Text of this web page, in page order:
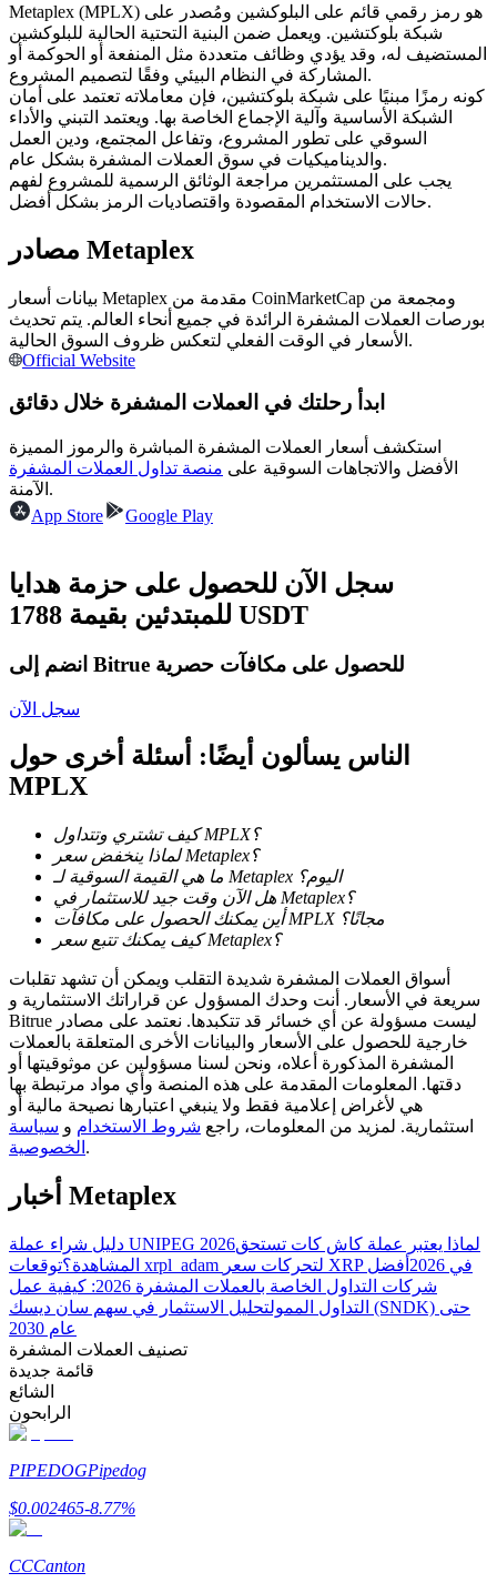
العقود الآجلة USDC
العقود الآجلة باستخدام USDC كضمان
نسخ التداول
انضم إلى أفضل المتداولين
كن متداول نسخ
استمتع بتقاسم الأرباح وعمولات نسخ التداول
معلومة
تحليل البيانات الضخمة بما في ذلك المعلومات التجارية، وما
مرشد
Metaplex (MPLX) هو رمز رقمي قائم على البلوكشين ومُصدر على
شبكة بلوكتشين. ويعمل ضمن البنية التحتية الحالية للبلوكشين
المستضيف له، وقد يؤدي وظائف متعددة مثل المنفعة أو الحوكمة أو
المشاركة في النظام البيئي وفقًا لتصميم المشروع.
كونه رمزًا مبنيًا على شبكة بلوكتشين، فإن معاملاته تعتمد على أمان
الشبكة الأساسية وآلية الإجماع الخاصة بها. ويعتمد التبني والأداء
السوقي على تطور المشروع، وتفاعل المجتمع، ودين العمل
والديناميكيات في سوق العملات المشفرة بشكل عام.
يجب على المستثمرين مراجعة الوثائق الرسمية للمشروع لفهم
حالات الاستخدام المقصودة واقتصاديات الرمز بشكل أفضل.
مصادر Metaplex
بيانات أسعار Metaplex مقدمة من CoinMarketCap ومجمعة من
بورصات العملات المشفرة الرائدة في جميع أنحاء العالم. يتم تحديث
الأسعار في الوقت الفعلي لتعكس ظروف السوق الحالية.
Official Website
ابدأ رحلتك في العملات المشفرة خلال دقائق
استكشف أسعار العملات المشفرة المباشرة والرموز المميزة
الأفضل والاتجاهات السوقية على منصة تداول العملات المشفرة
الآمنة.
App Store
Google Play
سجل الآن للحصول على حزمة هدايا
للمبتدئين بقيمة 1788 USDT
انضم إلى Bitrue للحصول على مكافآت حصرية
سجل الآن
الناس يسألون أيضًا: أسئلة أخرى حول
MPLX
كيف تشتري وتتداول MPLX؟
لماذا ينخفض سعر Metaplex؟
ما هي القيمة السوقية لـ Metaplex اليوم؟
هل الآن وقت جيد للاستثمار في Metaplex؟
أين يمكنك الحصول على مكافآت MPLX مجانًا؟
كيف يمكنك تتبع سعر Metaplex؟
أسواق العملات المشفرة شديدة التقلب ويمكن أن تشهد تقلبات
سريعة في الأسعار. أنت وحدك المسؤول عن قراراتك الاستثمارية و
Bitrue ليست مسؤولة عن أي خسائر قد تتكبدها. نعتمد على مصادر
خارجية للحصول على الأسعار والبيانات الأخرى المتعلقة بالعملات
المشفرة المذكورة أعلاه، ونحن لسنا مسؤولين عن موثوقيتها أو
دقتها. المعلومات المقدمة على هذه المنصة وأي مواد مرتبطة بها
هي لأغراض إعلامية فقط ولا ينبغي اعتبارها نصيحة مالية أو
استثمارية. لمزيد من المعلومات، راجع شروط الاستخدام و سياسة
الخصوصية .
أخبار Metaplex
دليل شراء عملة UNIPEG 2026لماذا يعتبر عملة كاش كات تستحق
المشاهدة؟
توقعات xrpl_adam لتحركات سعر XRP في 2026
أفضل
شركات التداول الخاصة بالعملات المشفرة 2026: كيفية عمل
التداول الممولتحليل الاستثمار في سهم سان ديسك (SNDK) حتى
عام 2030
تصنيف العملات المشفرة
قائمة جديدة
الشائع
الرابحون
PIPEDOGPipedog
$0.002465-8.77%
CCCanton